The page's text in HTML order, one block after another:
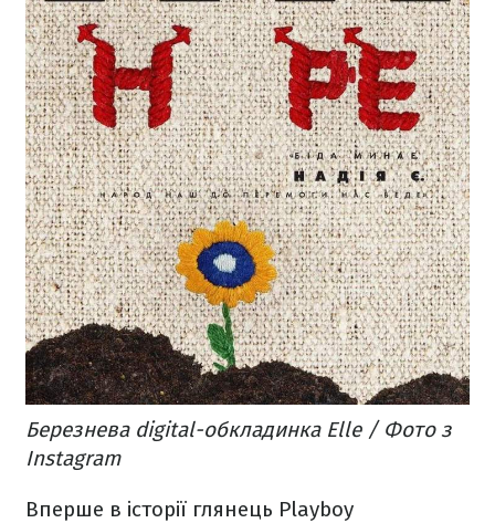
Березнева digital-обкладинка Elle / Фото з
Instagram
Вперше в історії глянець Playboy